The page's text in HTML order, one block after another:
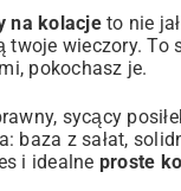
na kolacjeto nie
wieczory. To
pokochasz je.
sycący
baza z sałat,
i idealne proste